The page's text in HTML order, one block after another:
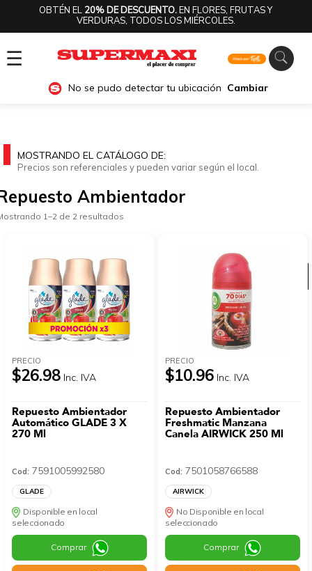
OBTÉN EL 20% DE DESCUENTO.EN FLORES, FRUTAS Y
VERDURAS, TODOS LOS MIÉRCOLES.
☰
No se pudo detectar tu ubicación Cambiar
Ver categorías
MOSTRANDO EL CATÁLOGO DE:
Precios son referenciales y pueden variar según el local.
Ambientador
1–2 de 2 resultados
PRECIO
$26.98 Inc. IVA
Repuesto Ambientador
Automático GLADE 3 X
270 Ml
Cod: 7591005992580
GLADE
Disponible en local
seleccionado
Comprar
PRECIO
$10.96 Inc. IVA
Repuesto Ambientador
Freshmatic Manzana
Canela AIRWICK 250 Ml
Cod: 7501058766588
AIRWICK
No Disponible en local
seleccionado
Comprar